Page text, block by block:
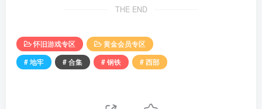
THE END
怀旧游戏专区
黄金会员专区
# 地牢
# 合集 # 钢铁 # 西部